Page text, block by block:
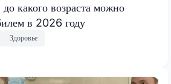
какого возраста можно
в 2026 году
Здоровье